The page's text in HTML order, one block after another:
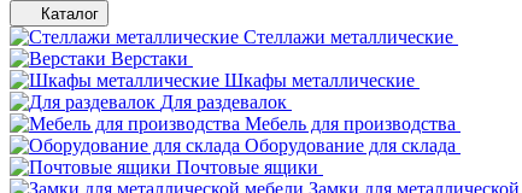
Каталог
Стеллажи металлические
Верстаки
Шкафы металлические
Для раздевалок
Мебель для производства
Оборудование для склада
Почтовые ящики
Замки для